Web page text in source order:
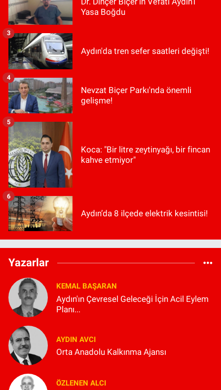
Yasa Boğdu
Aydın'da tren sefer saatleri değişti!
3
Nevzat Biçer Parkı'nda önemli
gelişme!
4
Koca: "Bir litre zeytinyağı, bir fincan
kahve etmiyor"
5
Aydın’da 8 ilçede elektrik kesintisi!
6
Yazarlar
KEMAL BAŞARAN
Aydın'ın Çevresel Geleceği İçin Acil Eylem
Planı...
AYDIN AVCI
Orta Anadolu Kalkınma Ajansı
ÖZLENEN ALCI